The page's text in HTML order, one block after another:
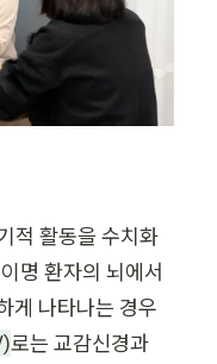
적 활동을 수치화
명 환자의 뇌에서
게 나타나는 경우
로는 교감신경과